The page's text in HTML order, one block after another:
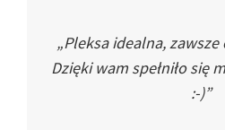
„Pleksa idealna, zawsze
Dzięki wam spełniło się
:-)”